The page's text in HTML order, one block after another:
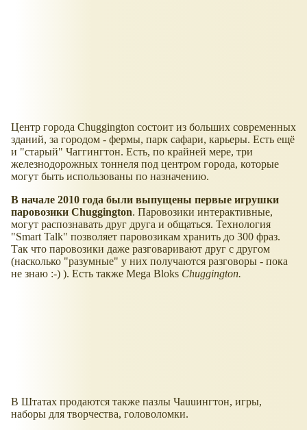
Центр города Chuggington состоит из больших современных
зданий, за городом - фермы, парк сафари, карьеры. Есть ещё
и "старый" Чаггингтон. Есть, по крайней мере, три
железнодорожных тоннеля под центром города, которые
могут быть использованы по назначению.
В начале 2010 года были выпущены первые игрушки
паровозики Chuggington. Паровозики интерактивные,
могут распознавать друг друга и общаться. Технология
"Smart Talk" позволяет паровозикам хранить до 300 фраз.
Так что паровозики даже разговаривают друг с другом
(насколько "разумные" у них получаются разговоры - пока
не знаю :-) ). Есть также Mega Bloks Chuggington.
В Штатах продаются также пазлы Чаuuингтон, игры,
наборы для творчества, головоломки.